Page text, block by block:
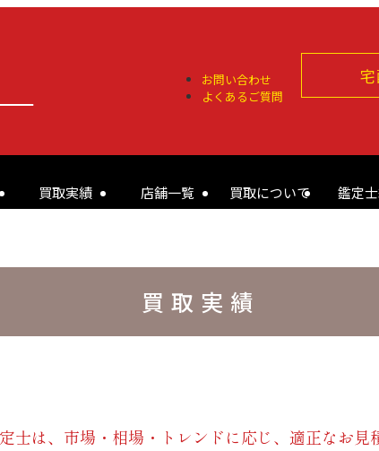
お問い合わせ
よくあるご質問
買取実績 店舗一覧 買取について 鑑定
買取実績
士は、市場・相場・トレンドに応じ、 適正なお見